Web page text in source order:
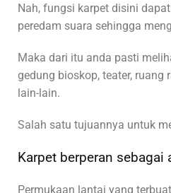
Nah, fungsi karpet disini
peredam suara sehingga
Maka dari itu anda pasti
gedung bioskop, teater, ruang
lain-lain.
Salah satu tujuannya untuk
Karpet berperan sebagai
Permukaan lantai yang